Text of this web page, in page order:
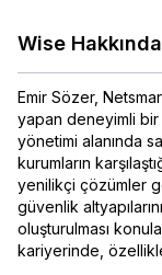
Wise Hakkında
Emir Sözer,
yapan deneyimli bir
yönetimi alanında
kurumların
yenilikçi çözümler
güvenlik
oluşturulması
kariyerinde,